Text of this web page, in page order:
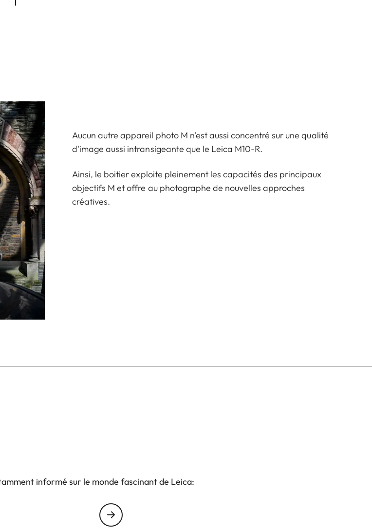
Aucun autre appareil photo M n'est aussi concentré sur une qualité
d'image aussi intransigeante que le Leica M10-R.
Ainsi, le boitier exploite pleinement les capacités des principaux
objectifs M et offre au photographe de nouvelles approches
créatives.
informé sur le monde fascinant de Leica: